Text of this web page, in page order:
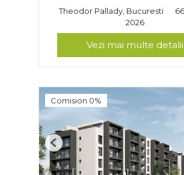
Theodor Pallady, Bucuresti
2026
Vezi mai multe detalii
Comision 0%
Previous